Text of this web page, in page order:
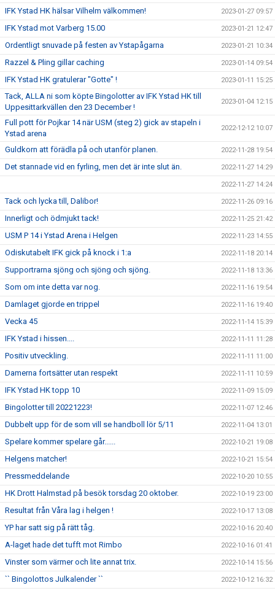
IFK Ystad HK hälsar Vilhelm välkommen! 2023-01-27 09:57
IFK Ystad mot Varberg 15.00 2023-01-21 12:47
Ordentligt snuvade på festen av Ystapågarna 2023-01-21 10:34
Razzel & Pling gillar caching 2023-01-14 09:54
IFK Ystad HK gratulerar "Gotte" ! 2023-01-11 15:25
Tack, ALLA ni som köpte Bingolotter av IFK Ystad HK till
Uppesittarkvällen den 23 December !
2023-01-04 12:15
Full pott för Pojkar 14 när USM (steg 2) gick av stapeln i
Ystad arena
2022-12-12 10:07
Guldkorn att förädla på och utanför planen. 2022-11-28 19:54
Det stannade vid en fyrling, men det är inte slut än. 2022-11-27 14:29
2022-11-27 14:24
Tack och lycka till, Dalibor! 2022-11-26 09:16
Innerligt och ödmjukt tack! 2022-11-25 21:42
USM P 14 i Ystad Arena i Helgen 2022-11-23 14:55
Odiskutabelt IFK gick på knock i 1:a 2022-11-18 20:14
Supportrarna sjöng och sjöng och sjöng. 2022-11-18 13:36
Som om inte detta var nog. 2022-11-16 19:54
Damlaget gjorde en trippel 2022-11-16 19:40
Vecka 45 2022-11-14 15:39
IFK Ystad i hissen.... 2022-11-11 11:28
Positiv utveckling. 2022-11-11 11:00
Damerna fortsätter utan respekt 2022-11-11 10:59
IFK Ystad HK topp 10 2022-11-09 15:09
Bingolotter till 20221223! 2022-11-07 12:46
Dubbelt upp för de som vill se handboll lör 5/11 2022-11-04 13:01
Spelare kommer spelare går...... 2022-10-21 19:08
Helgens matcher! 2022-10-21 15:54
Pressmeddelande 2022-10-20 10:55
HK Drott Halmstad på besök torsdag 20 oktober. 2022-10-19 23:00
Resultat från Våra lag i helgen ! 2022-10-17 13:08
YP har satt sig på rätt tåg. 2022-10-16 20:40
A-laget hade det tufft mot Rimbo 2022-10-16 01:41
Vinster som värmer och lite annat trix. 2022-10-14 15:56
`` Bingolottos Julkalender `` 2022-10-12 16:32